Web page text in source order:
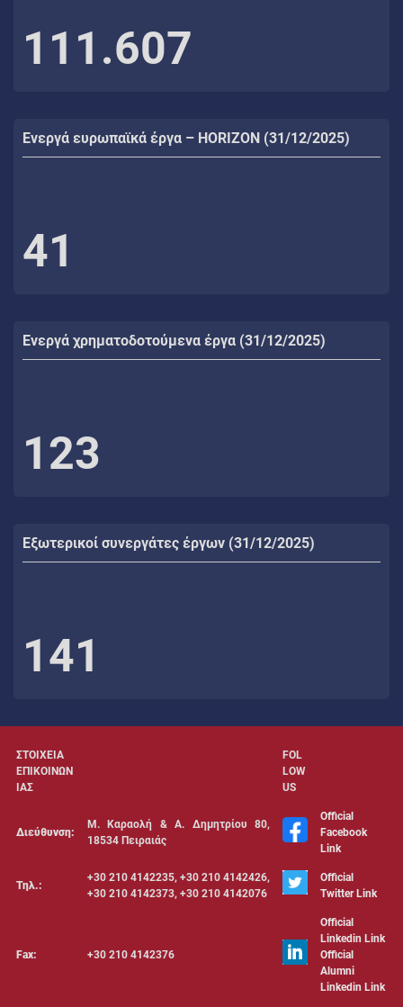
111.607
Ενεργά ευρωπαϊκά έργα – HORIZON (31/12/2025)
41
Ενεργά χρηματοδοτούμενα έργα (31/12/2025)
123
Εξωτερικοί συνεργάτες έργων (31/12/2025)
141
ΣΤΟΙΧΕΙΑ
ΕΠΙΚΟΙΝΩΝ
ΙΑΣ
FOL
LOW
US
Διεύθυνση:
Μ. Καραολή & Α. Δημητρίου 80,
18534 Πειραιάς
Official
Facebook
Link
Τηλ.:
+30 210 4142235, +30 210 4142426,
+30 210 4142373, +30 210 4142076
Official
Twitter Link
Fax: +30 210 4142376
Official
Linkedin Link
Official
Alumni
Linkedin Link